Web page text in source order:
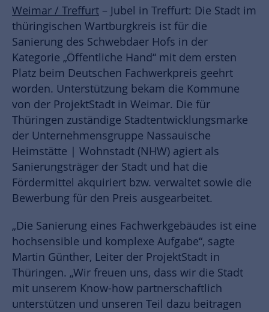
Weimar / Treffurt – Jubel in Treffurt: Die Stadt im
thüringischen Wartburgkreis ist für die
Sanierung des Schwebdaer Hofs in der
Kategorie „Öffentliche Hand“ mit dem ersten
Platz beim Deutschen Fachwerkpreis geehrt
worden. Unterstützung bekam die Kommune
von der ProjektStadt in Weimar. Die für
Thüringen zuständige Stadtentwicklungsmarke
der Unternehmensgruppe Nassauische
Heimstätte | Wohnstadt (NHW) agiert als
Sanierungsträger der Stadt und hat die
Fördermittel akquiriert bzw. verwaltet sowie die
Bewerbung für den Preis ausgearbeitet.
„Die Sanierung eines Fachwerkgebäudes ist eine
hochsensible und komplexe Aufgabe“, sagte
Martin Günther, Leiter der ProjektStadt in
Thüringen. „Wir freuen uns, dass wir die Stadt
mit unserem Know-how partnerschaftlich
unterstützen und unseren Teil dazu beitragen